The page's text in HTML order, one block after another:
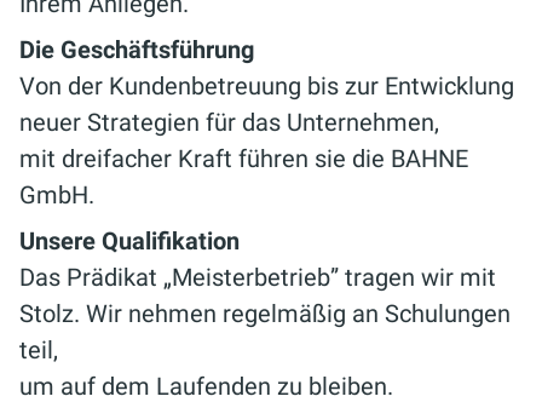
Die Geschäftsführung
Von der Kundenbetreuung bis zur Entwicklung
neuer Strategien für das Unternehmen,
mit dreifacher Kraft führen sie die BAHNE
GmbH.
Unsere Qualifikation
Das Prädikat „Meisterbetrieb” tragen wir mit
Stolz. Wir nehmen regelmäßig an Schulungen
teil,
um auf dem Laufenden zu bleiben.